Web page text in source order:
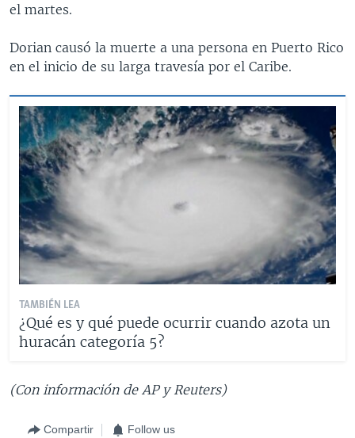
el martes.
Dorian causó la muerte a una persona en Puerto Rico
en el inicio de su larga travesía por el Caribe.
TAMBIÉN LEA
¿Qué es y qué puede ocurrir cuando azota un
huracán categoría 5?
(Con información de AP y Reuters)
Compartir Follow us